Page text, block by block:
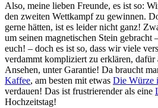
Also, meine lieben Freunde, es ist so:
den zweiten Wettkampf zu gewinnen.
gerne hätten, ist es leider nicht ganz!
um seinen magnetischen Stein gebracht
euch! – doch es ist so, dass wir viele
verdammt kompliziert zu erklären,
Ansehen, unter Garantie! Da braucht
Kaffee, am besten mit etwas Die Würze
verdauen! Das ist frustrierender als eine
Hochzeitstag!